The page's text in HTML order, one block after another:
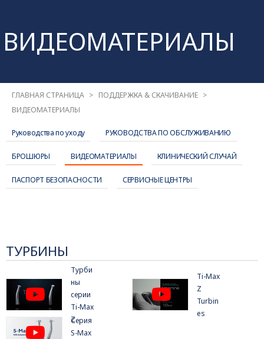
ВИДЕОМАТЕРИАЛЫ
ГЛАВНАЯ СТРАНИЦА
ПОДДЕРЖКА & СКАЧИВАНИЕ
ВИДЕОМАТЕРИАЛЫ
Руководства по уходу РУКОВОДСТВА ПО ОБСЛУЖИВАНИЮ
БРОШЮРЫ ВИДЕОМАТЕРИАЛЫ КЛИНИЧЕСКИЙ СЛУЧАЙ
ПАСПОРТ БЕЗОПАСНОСТИ СЕРВИСНЫЕ ЦЕНТРЫ
ТУРБИНЫ
Турби
ны
серии
Ti-Max
Z
Ti-Max
Z
Turbin
es
Серия
S-Max